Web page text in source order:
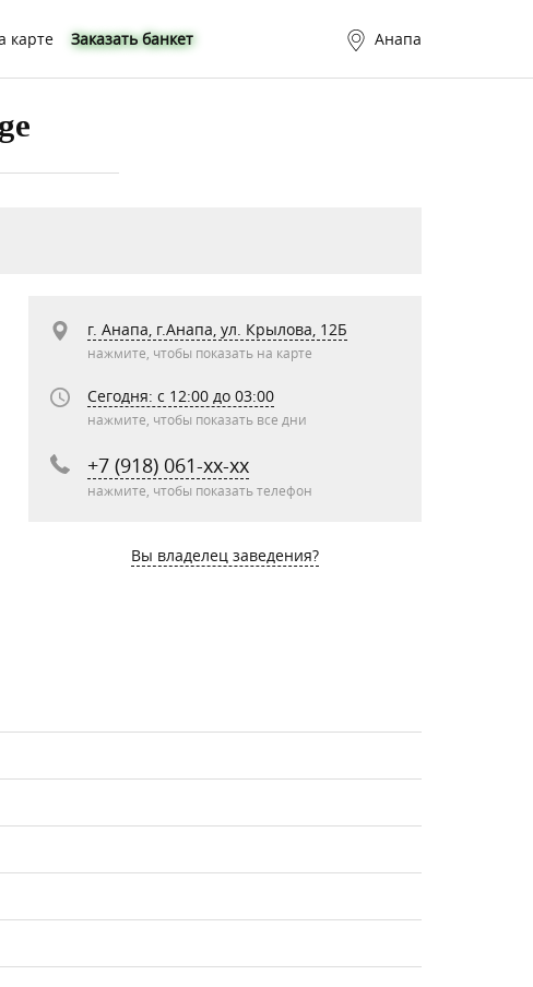
карте Заказать банкет Анапа
г. Анапа, г.Анапа, ул. ​Крылова, 12Б
нажмите, чтобы показать на карте
Сегодня: c 12:00 до 03:00
нажмите, чтобы показать все дни
+7 (918) 061-xx-xx
нажмите, чтобы показать телефон
Вы владелец заведения?